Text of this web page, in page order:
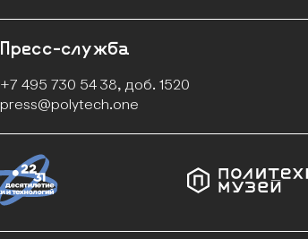
Пресс-служба
+7 495 730 54 38, доб. 1520
press@polytech.one